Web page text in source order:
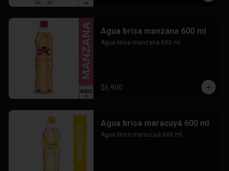
Agua brisa manzana 600 ml
Agua brisa manzana 600 ml
$6.900
Agua brisa maracuyá 600 ml
Agua brisa maracuyá 600 ml